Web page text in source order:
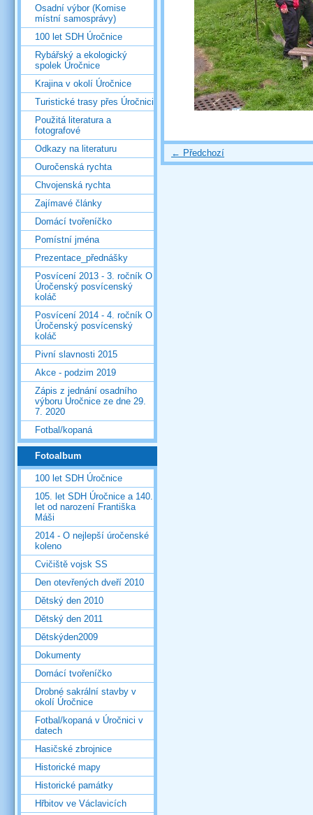
← Předchozí
Osadní výbor (Komise
místní samosprávy)
100 let SDH Úročnice
Rybářský a ekologický
spolek Úročnice
Krajina v okolí Úročnice
Turistické trasy přes Úročnici
Použitá literatura a
fotografové
Odkazy na literaturu
Ouročenská rychta
Chvojenská rychta
Zajímavé články
Domácí tvořeníčko
Pomístní jména
Prezentace_přednášky
Posvícení 2013 - 3. ročník O
Úročenský posvícenský
koláč
Posvícení 2014 - 4. ročník O
Úročenský posvícenský
koláč
Pivní slavnosti 2015
Akce - podzim 2019
Zápis z jednání osadního
výboru Úročnice ze dne 29.
7. 2020
Fotbal/kopaná
Fotoalbum
100 let SDH Úročnice
105. let SDH Úročnice a 140.
let od narození Františka
Máši
2014 - O nejlepší úročenské
koleno
Cvičiště vojsk SS
Den otevřených dveří 2010
Dětský den 2010
Dětský den 2011
Dětskýden2009
Dokumenty
Domácí tvořeníčko
Drobné sakrální stavby v
okolí Úročnice
Fotbal/kopaná v Úročnici v
datech
Hasičské zbrojnice
Historické mapy
Historické památky
Hřbitov ve Václavicích